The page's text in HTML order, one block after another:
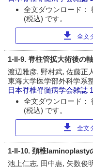
全文ダウンロード：
(税込) です。
download 全文
1-II-9. 脊柱管拡大術後の
渡辺雅彦, 野村武, 佐藤正
東海大学医学部外科学系
日本脊椎脊髄病学会雑誌
全文ダウンロード：
(税込) です。
download 全文
1-II-10. 頚椎laminoplasty
池上仁志, 田中惠, 矢数俊